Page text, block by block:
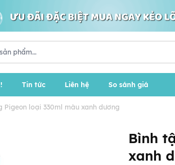
Tin tức Liên hệ So sánh giá
Pigeon loại 330ml màu xanh dương
Bình
xanh